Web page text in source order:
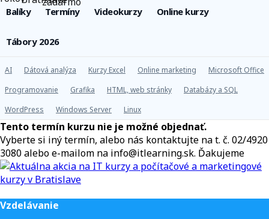
Balíky Termíny Videokurzy Online kurzy
Tábory 2026
AI Dátová analýza Kurzy Excel Online marketing
Microsoft Office
Programovanie
Grafika HTML, web stránky
Databázy a SQL
WordPress
Windows Server Linux
Tento termín kurzu nie je možné objednať.
Vyberte si iný termín, alebo nás kontaktujte na t. č. 02/4920
3080 alebo e-mailom na info@itlearning.sk. Ďakujeme
Vzdelávanie